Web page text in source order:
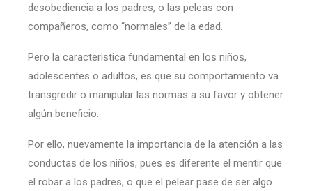
desobediencia a los padres, o las peleas con
compañeros, como “normales” de la edad.
Pero la caracteristica fundamental en los niños,
adolescentes o adultos, es que su comportamiento va
transgredir o manipular las normas a su favor y obtener
algún beneficio.
Por ello, nuevamente la importancia de la atención a las
conductas de los niños, pues es diferente el mentir que
el robar a los padres, o que el pelear pase de ser algo